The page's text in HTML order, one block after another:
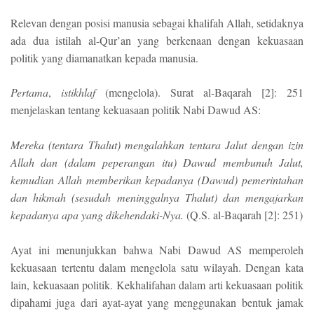
Relevan dengan posisi manusia sebagai khalifah Allah, setidaknya
ada dua istilah al-Qur’an yang berkenaan dengan kekuasaan
politik yang diamanatkan kepada manusia.
Pertama, istikhlaf (mengelola). Surat al-Baqarah [2]: 251
menjelaskan tentang kekuasaan politik Nabi Dawud AS:
Mereka (tentara Thalut) mengalahkan tentara Jalut dengan izin
Allah dan (dalam peperangan itu) Dawud membunuh Jalut,
kemudian Allah memberikan kepadanya (Dawud) pemerintahan
dan hikmah (sesudah meninggalnya Thalut) dan mengajarkan
kepadanya apa yang dikehendaki-Nya. (Q.S. al-Baqarah [2]: 251)
Ayat ini menunjukkan bahwa Nabi Dawud AS memperoleh
kekuasaan tertentu dalam mengelola satu wilayah. Dengan kata
lain, kekuasaan politik. Kekhalifahan dalam arti kekuasaan politik
dipahami juga dari ayat-ayat yang menggunakan bentuk jamak